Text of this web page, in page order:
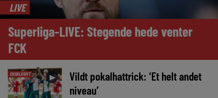
LIVE
Superliga-LIVE: Stegende hede venter
FCK
EKSKLUSIVT ►
Vildt pokalhattrick: ‘Et helt andet
niveau’